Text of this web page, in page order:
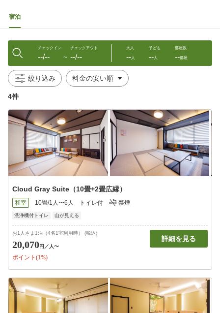
宿泊
チェックイン
--/-- 〜
チェックアウト
--/--
大人
--人
子ども
--人
部屋数
--部屋
絞り込み
4件
Cloud Gray Suite（10畳+2畳広縁）
和室 10畳/1人〜6人 トイレ付 禁煙
洗浄機付トイレ 山が見える
お1人さま1泊（4名1室利用時） (税込)
20,070円 ／人〜
ポイント(1%)
詳細を見る